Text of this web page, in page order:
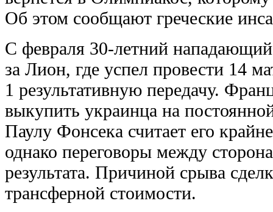
Об этом сообщают греческие
С февраля 30-летний
за Лион, где успел провести 14
1 результативную передачу.
выкупить украинца на
Паулу Фонсека считает его
однако переговоры между
результата. Причиной срыва
трансферной стоимости.